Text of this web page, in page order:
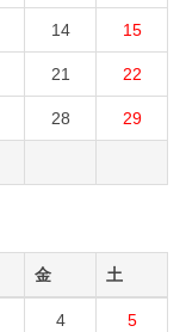
14 15
21 22
28 29
金 土
4 5